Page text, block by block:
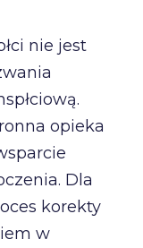
nie jest
opieka
Dla
korekty
w